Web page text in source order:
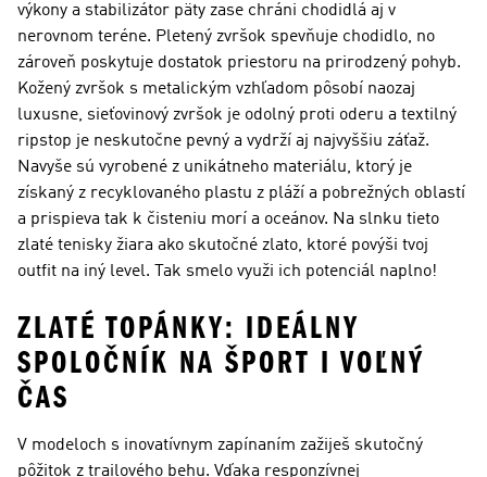
výkony a stabilizátor päty zase chráni chodidlá aj v
nerovnom teréne. Pletený zvršok spevňuje chodidlo, no
zároveň poskytuje dostatok priestoru na prirodzený pohyb.
Kožený zvršok s metalickým vzhľadom pôsobí naozaj
luxusne, sieťovinový zvršok je odolný proti oderu a textilný
ripstop je neskutočne pevný a vydrží aj najvyššiu záťaž.
Navyše sú vyrobené z unikátneho materiálu, ktorý je
získaný z recyklovaného plastu z pláží a pobrežných oblastí
a prispieva tak k čisteniu morí a oceánov. Na slnku tieto
zlaté tenisky žiara ako skutočné zlato, ktoré povýši tvoj
outfit na iný level. Tak smelo využi ich potenciál naplno!
ZLATÉ TOPÁNKY: IDEÁLNY
SPOLOČNÍK NA ŠPORT I VOĽNÝ
ČAS
V modeloch s inovatívnym zapínaním zažiješ skutočný
pôžitok z trailového behu. Vďaka responzívnej